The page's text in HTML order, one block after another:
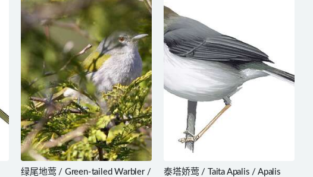
绿尾地莺 / Green-tailed Warbler /
泰塔娇莺 / Taita Apalis / Apalis